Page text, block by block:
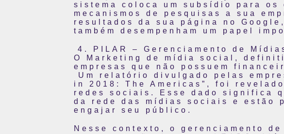
sistema coloca um subsídio para os
mecanismos de pesquisas a sua
resultados da sua página no
também desempenham um papel
PILAR – Gerenciamento de
O Marketing de mídia social,
empresas que não possuem
Um relatório divulgado pelas
in 2018: The Americas”, foi
redes sociais.
Esse dado significa
da rede das mídias sociais e estão
engajar seu público.
Nesse contexto, o gerenciamento